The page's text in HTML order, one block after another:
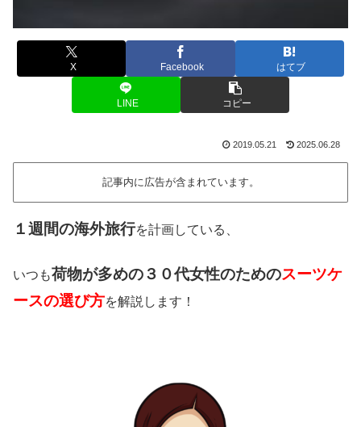
X Facebook はてブ
LINE コピー
2019.05.21 2025.06.28
記事内に広告が含まれています。
１週間の海外旅行を計画している、
いつも荷物が多めの３０代女性のためのスーツケ
ースの選び方を解説します！